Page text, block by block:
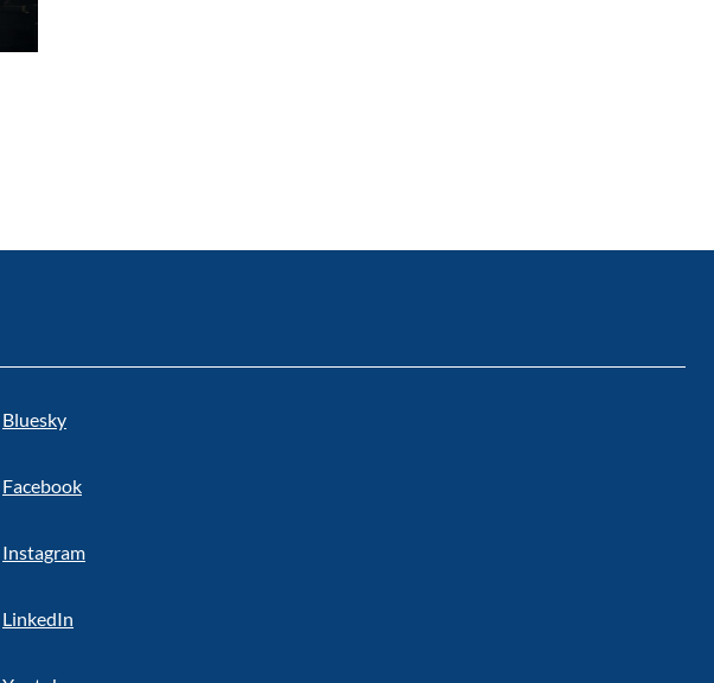
Bluesky
Facebook
Instagram
LinkedIn